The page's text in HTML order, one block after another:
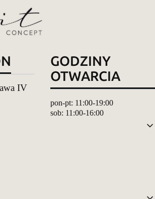
IV
GODZINY
OTWARCIA
pon-pt: 11:00-19:00
sob: 11:00-16:00